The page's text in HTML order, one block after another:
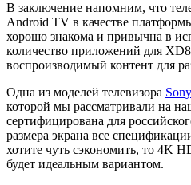
В заключение напомним, что
Android TV в качестве
хорошо знакома и привычна в
количество приложений для
воспроизводимый контент для
Одна из моделей телевизора
которой мы рассматривали на
сертифицирована для
размера экрана все
хотите чуть сэкономить, то 4K
будет идеальным вариантом.